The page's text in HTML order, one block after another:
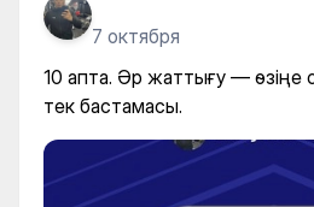
7 октября
10 апта. Әр жаттығу — өзіңе
тек бастамасы.